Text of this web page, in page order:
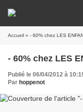
Accueil » - 60% chez LES
- 60% chez LES
Publié le 06/04/2012 à
Par hoppenot